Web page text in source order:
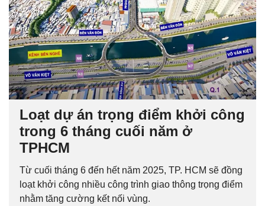
Loạt dự án trọng điểm khởi công
trong 6 tháng cuối năm ở
TPHCM
Từ cuối tháng 6 đến hết năm 2025, TP. HCM sẽ đồng
loạt khởi công nhiều công trình giao thông trọng điểm
nhằm tăng cường kết nối vùng.